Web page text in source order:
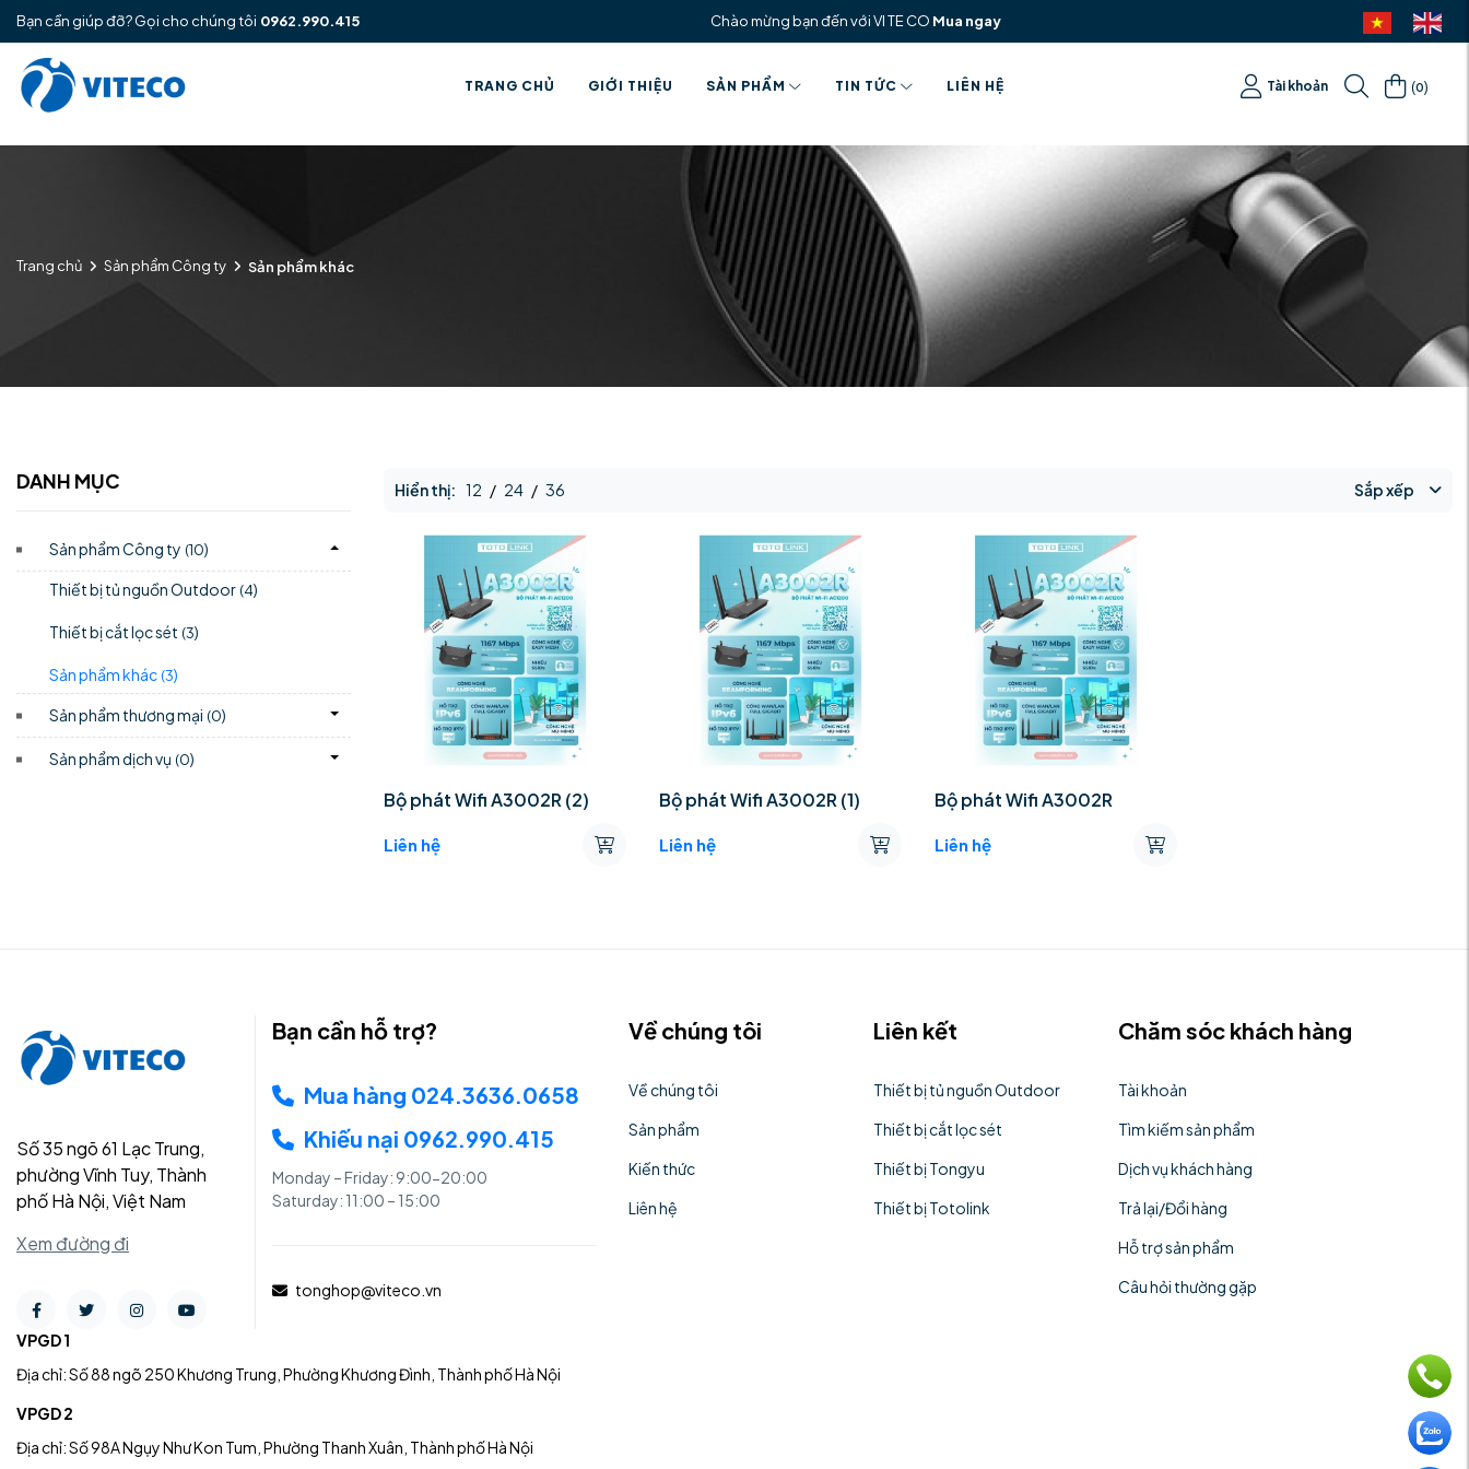
Bạn cần giúp đỡ? Gọi cho chúng tôi 0962.990.415 Chào mừng bạn đến với VI TE CO Mua ngay
TRANG CHỦ GIỚI THIỆU SẢN PHẨM TIN TỨC LIÊN HỆ Tài khoản (0)
Trang chủ Sản phẩm Công ty Sản phẩm khác
DANH MỤC
Sản phẩm Công ty (10)
Thiết bị tủ nguồn Outdoor (4)
Thiết bị cắt lọc sét (3)
Sản phẩm khác (3)
Sản phẩm thương mại (0)
Sản phẩm dịch vụ (0)
Hiển thị: 12 / 24 / 36 Sắp xếp
Bộ phát Wifi A3002R (2)
Liên hệ
Bộ phát Wifi A3002R (1)
Liên hệ
Bộ phát Wifi A3002R
Liên hệ
Số 35 ngõ 61 Lạc Trung,
phường Vĩnh Tuy, Thành
phố Hà Nội, Việt Nam
Xem đường đi
Bạn cần hỗ trợ?
Mua hàng 024.3636.0658
Khiếu nại 0962.990.415
Monday – Friday: 9:00-20:00
Saturday: 11:00 – 15:00
tonghop@viteco.vn
VPGD 1
Địa chỉ: Số 88 ngõ 250 Khương Trung, Phường Khương Đình, Thành phố Hà Nội
VPGD 2
Địa chỉ: Số 98A Ngụy Như Kon Tum, Phường Thanh Xuân, Thành phố Hà Nội
Về chúng tôi
Về chúng tôi
Sản phẩm
Kiến thức
Liên hệ
Liên kết
Thiết bị tủ nguồn Outdoor
Thiết bị cắt lọc sét
Thiết bị Tongyu
Thiết bị Totolink
Chăm sóc khách hàng
Tài khoản
Tìm kiếm sản phẩm
Dịch vụ khách hàng
Trả lại/Đổi hàng
Hỗ trợ sản phẩm
Câu hỏi thường gặp